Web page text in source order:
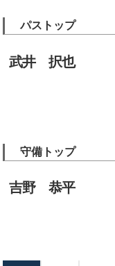
パストップ
武井 択也
守備トップ
吉野 恭平